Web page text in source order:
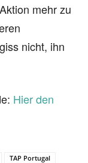
mehr zu
nicht, ihn
Hier den
TAP Portugal